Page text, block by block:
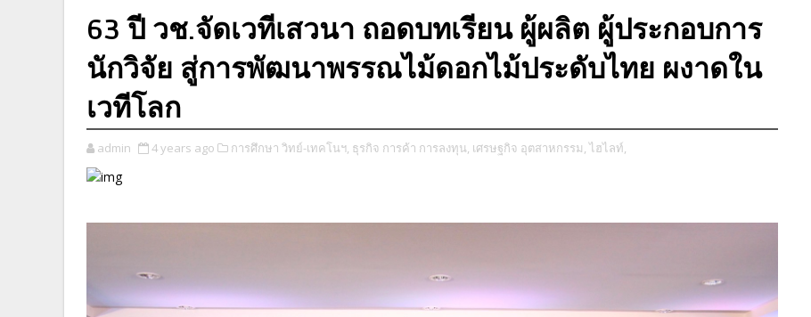
63 ปี วช.จัดเวทีเสวนา ถอดบทเรียน ผู้ผลิต ผู้ประกอบการ
นักวิจัย สู่การพัฒนาพรรณไม้ดอกไม้ประดับไทย ผงาดใน
เวทีโลก
admin 4 years ago การศึกษา วิทย์-เทคโนฯ, ธุรกิจ การค้า การลงทุน, เศรษฐกิจ อุตสาหกรรม, ไฮไลท์,